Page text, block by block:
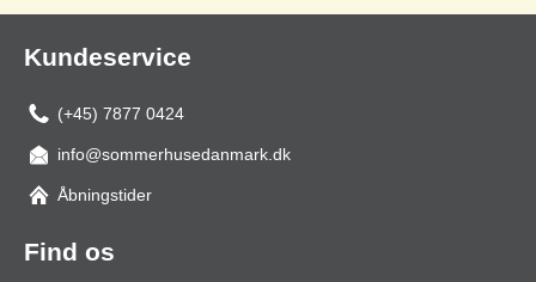
Kundeservice
(+45) 7877 0424
info@sommerhusedanmark.dk
Åbningstider
Find os